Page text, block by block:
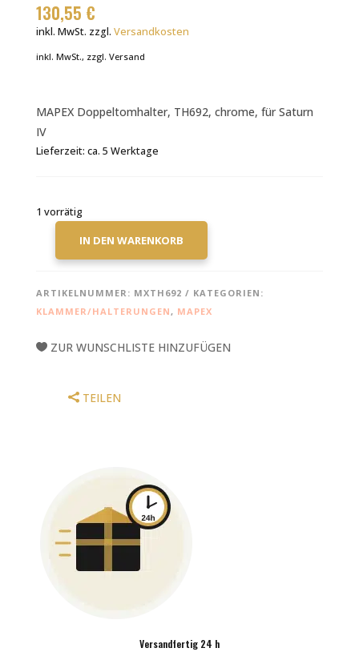
130,55 €
inkl. MwSt. zzgl. Versandkosten
inkl. MwSt., zzgl. Versand
MAPEX Doppeltomhalter, TH692, chrome, für Saturn
IV
Lieferzeit: ca. 5 Werktage
1 vorrätig
DOPPELTOMHALTER,
SATURN
IN DEN WARENKORB
ARTIKELNUMMER: MXTH692
KATEGORIEN:
KLAMMER/HALTERUNGEN, MAPEX
ZUR WUNSCHLISTE HINZUFÜGEN
TEILEN
Versandfertig 24 h